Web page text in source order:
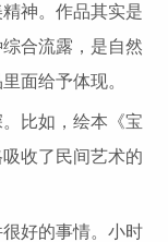
神。作品其实是
合流露，是自然
面给予体现。
比如，绘本《宝
收了民间艺术的
好的事情。小时